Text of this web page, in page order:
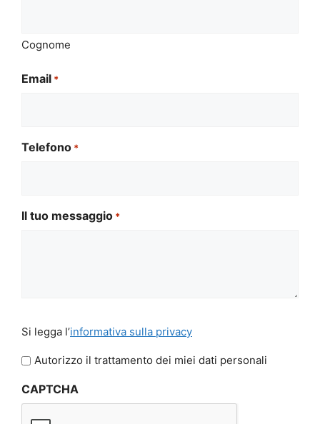
Cognome
Email *
Telefono *
Il tuo messaggio *
legga
l'informativa
privacy
Si legga l’informativa sulla privacy
Autorizzo il trattamento dei miei dati personali
CAPTCHA